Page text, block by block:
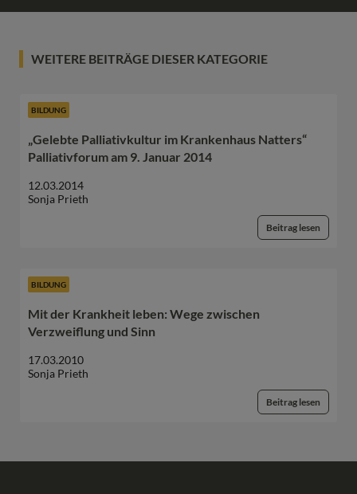
WEITERE BEITRÄGE DIESER KATEGORIE
BILDUNG
„Gelebte Palliativkultur im Krankenhaus Natters“
Palliativforum am 9. Januar 2014
12.03.2014
Sonja Prieth
Beitrag lesen
BILDUNG
Mit der Krankheit leben: Wege zwischen
Verzweiflung und Sinn
17.03.2010
Sonja Prieth
Beitrag lesen